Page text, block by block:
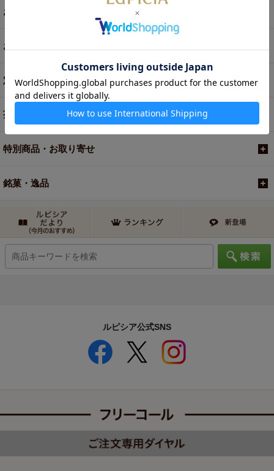
お菓子・食品・飲料
お買い得商品
定期便
茶器・オリジナルグッズ
特別商品・お取り寄せ
銘菓・逸品
ルピシア公式SNS